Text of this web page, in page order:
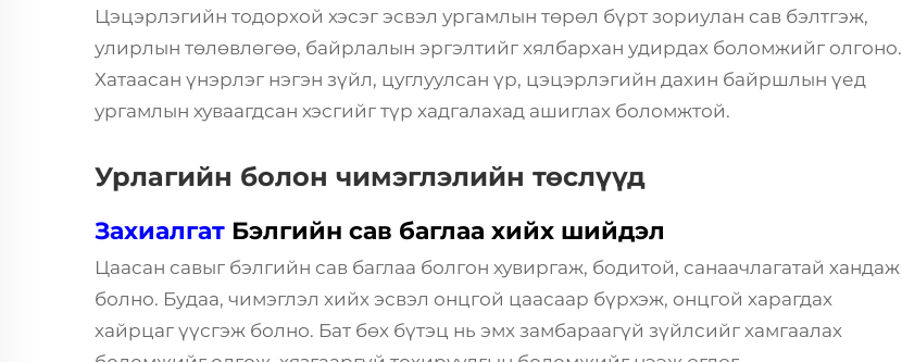
Цэцэрлэгийн тодорхой хэсэг эсвэл ургамлын төрөл бүрт зориулан сав бэлтгэж,
улирлын төлөвлөгөө, байрлалын эргэлтийг хялбархан удирдах боломжийг олгоно.
Хатаасан үнэрлэг нэгэн зүйл, цуглуулсан үр, цэцэрлэгийн дахин байршлын үед
ургамлын хуваагдсан хэсгийг түр хадгалахад ашиглах боломжтой.
Урлагийн болон чимэглэлийн төслүүд
Захиалгат Бэлгийн сав баглаа хийх шийдэл
Цаасан савыг бэлгийн сав баглаа болгон хувиргаж, бодитой, санаачлагатай хандаж
болно. Будаа, чимэглэл хийх эсвэл онцгой цаасаар бүрхэж, онцгой харагдах
хайрцаг үүсгэж болно. Бат бөх бүтэц нь эмх замбараагүй зүйлсийг хамгаалах